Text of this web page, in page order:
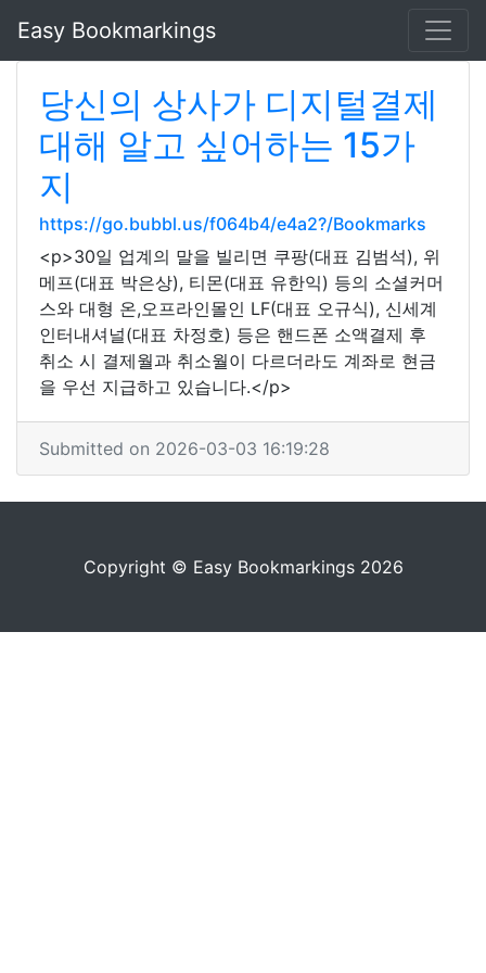
Easy Bookmarkings
당신의 상사가 디지털결제
대해 알고 싶어하는 15가
지
https://go.bubbl.us/f064b4/e4a2?/Bookmarks
<p>30일 업계의 말을 빌리면 쿠팡(대표 김범석), 위
메프(대표 박은상), 티몬(대표 유한익) 등의 소셜커머
스와 대형 온,오프라인몰인 LF(대표 오규식), 신세계
인터내셔널(대표 차정호) 등은 핸드폰 소액결제 후
취소 시 결제월과 취소월이 다르더라도 계좌로 현금
을 우선 지급하고 있습니다.</p>
Submitted on 2026-03-03 16:19:28
Copyright © Easy Bookmarkings 2026